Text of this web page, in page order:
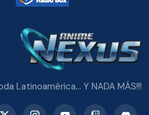
Latinoamérica... Y NADA MÁS!!!